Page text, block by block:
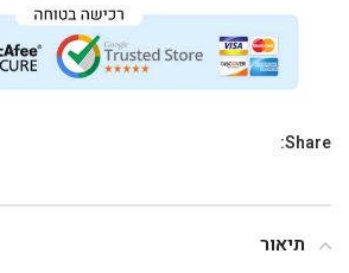
Share:
תיאור